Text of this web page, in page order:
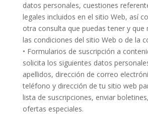
datos personales, cuestiones
legales incluidos en el sitio Web, así
otra consulta que puedas tener y que
las condiciones del sitio Web o de la
• Formularios de suscripción a
solicita los siguientes datos
apellidos, dirección de correo
teléfono y dirección de tu sitio web
lista de suscripciones, enviar
ofertas especiales.